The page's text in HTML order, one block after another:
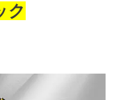
ク